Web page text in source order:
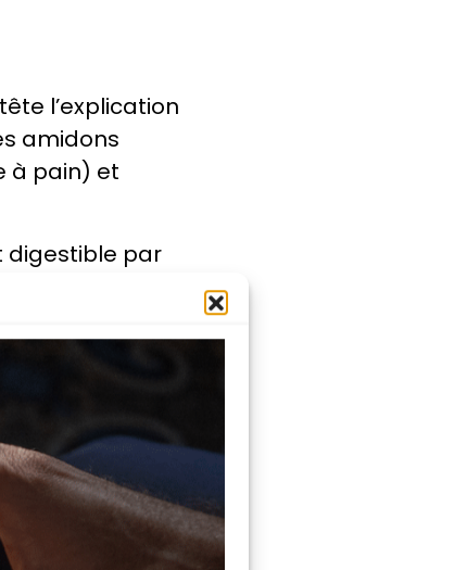
l’explication
amidons
à pain) et
digestible par
causant